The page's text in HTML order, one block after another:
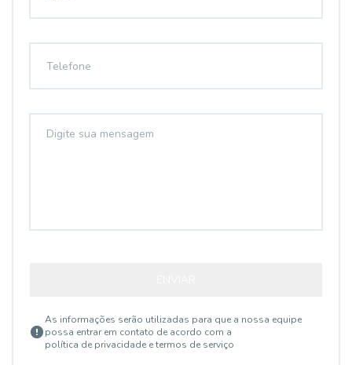
As informações serão utilizadas para que a nossa equipe
possa entrar em contato de acordo com a
política de privacidade e termos de serviço